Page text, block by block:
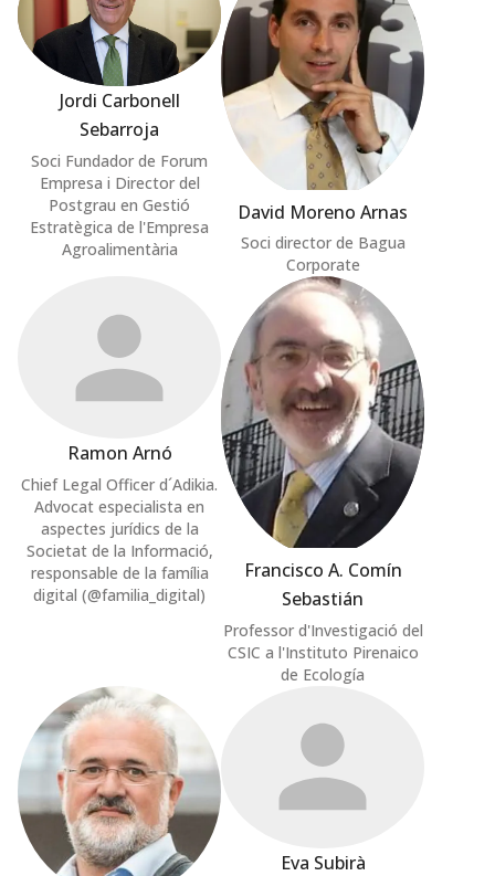
Jordi Carbonell
Sebarroja
Soci Fundador de Forum
Empresa i Director del
Postgrau en Gestió
Estratègica de l'Empresa
Agroalimentària
David Moreno Arnas
Soci director de Bagua
Corporate
Ramon Arnó
Chief Legal Officer d´Adikia.
Advocat especialista en
aspectes jurídics de la
Societat de la Informació,
responsable de la família
digital (@familia_digital)
Francisco A. Comín
Sebastián
Professor d'Investigació del
CSIC a l'Instituto Pirenaico
de Ecología
Eva Subirà